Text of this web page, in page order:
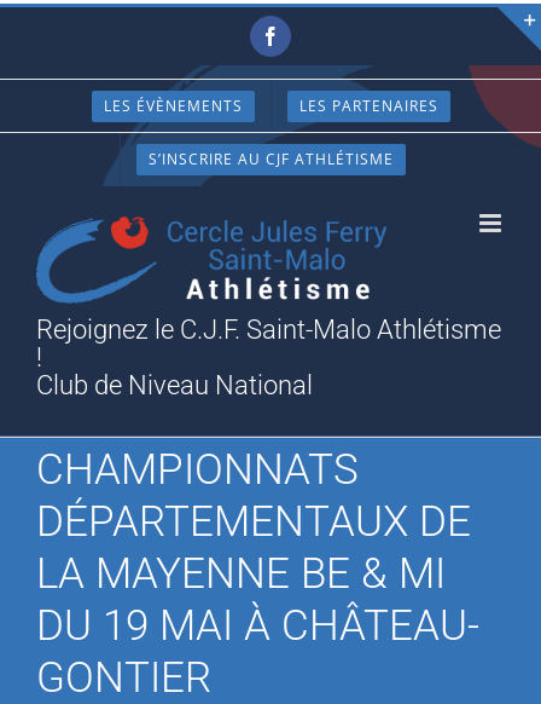
Passer
contenu
Facebook
LES ÉVÈNEMENTS LES PARTENAIRES
S’INSCRIRE AU CJF ATHLÉTISME
Rejoignez le C.J.F. Saint-Malo Athlétisme
!
Club de Niveau National
CHAMPIONNATS
DÉPARTEMENTAUX DE
LA MAYENNE BE & MI
DU 19 MAI À CHÂTEAU-
GONTIER